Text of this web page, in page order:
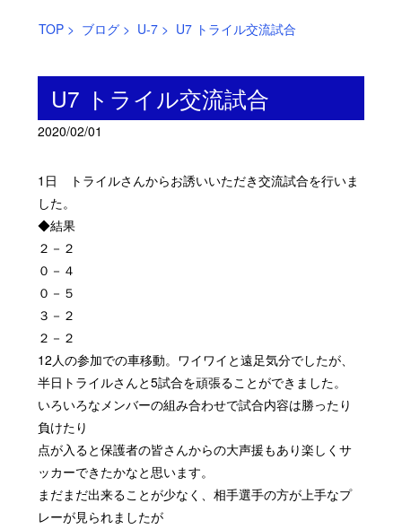
TOP> ブログ> U-7> U7 トライル交流試合
U7 トライル交流試合
2020/02/01
1日 トライルさんからお誘いいただき交流試合を行いま
した。
◆結果
２－２
０－４
０－５
３－２
２－２
12人の参加での車移動。ワイワイと遠足気分でしたが、
半日トライルさんと5試合を頑張ることができました。
いろいろなメンバーの組み合わせで試合内容は勝ったり
負けたり
点が入ると保護者の皆さんからの大声援もあり楽しくサ
ッカーできたかなと思います。
まだまだ出来ることが少なく、相手選手の方が上手なプ
レーが見られましたが